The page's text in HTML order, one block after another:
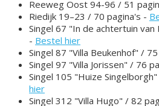
Reeweg Oost 94-96 / 51
Riedijk 19–23 / 70 pagina's -
Singel 67 "In de achtertuin
- Bestel hier
Singel 87 "Villa Beukenhof" /
Singel 97 "Villa Jorissen" / 76
Singel 105 "Huize
hier
Singel 312 "Villa Hugo" / 82